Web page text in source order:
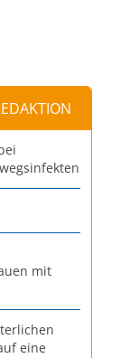
mit
eine